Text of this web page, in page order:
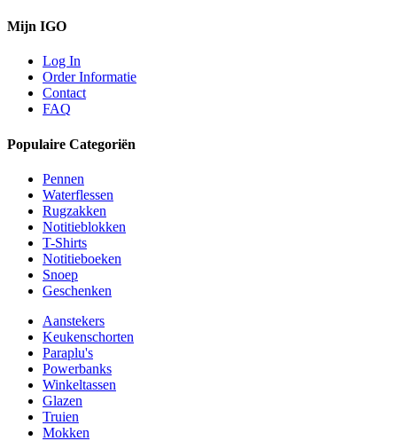
Mijn IGO
Log In
Order Informatie
Contact
FAQ
Populaire Categoriën
Pennen
Waterflessen
Rugzakken
Notitieblokken
T-Shirts
Notitieboeken
Snoep
Geschenken
Aanstekers
Keukenschorten
Paraplu's
Powerbanks
Winkeltassen
Glazen
Truien
Mokken